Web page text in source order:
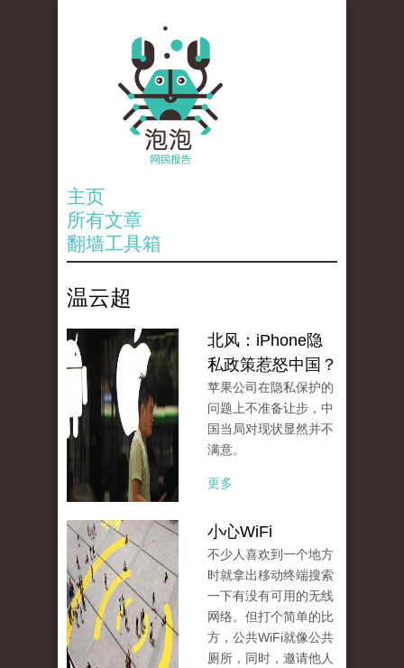
主页
所有文章
翻墙工具箱
温云超
北风：iPhone隐
私政策惹怒中国？
苹果公司在隐私保护的
问题上不准备让步，中
国当局对现状显然并不
满意。
更多
小心WiFi
不少人喜欢到一个地方
时就拿出移动终端搜索
一下有没有可用的无线
网络。但打个简单的比
方，公共WiFi就像公共
厕所，同时，邀请他人